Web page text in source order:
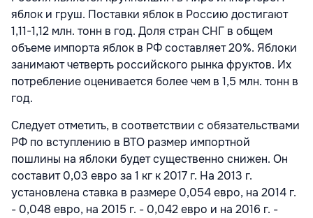
яблок и груш. Поставки яблок в Россию достигают
1,11-1,12 млн. тонн в год. Доля стран СНГ в общем
объеме импорта яблок в РФ составляет 20%. Яблоки
занимают четверть российского рынка фруктов. Их
потребление оценивается более чем в 1,5 млн. тонн в
год.
Следует отметить, в соответствии с обязательствами
РФ по вступлению в ВТО размер импортной
пошлины на яблоки будет существенно снижен. Он
составит 0,03 евро за 1 кг к 2017 г. На 2013 г.
установлена ставка в размере 0,054 евро, на 2014 г.
- 0,048 евро, на 2015 г. - 0,042 евро и на 2016 г. -